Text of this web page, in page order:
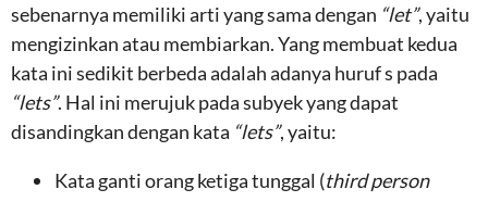
sebenarnya memiliki arti yang sama dengan “let”, yaitu
mengizinkan atau membiarkan. Yang membuat kedua
kata ini sedikit berbeda adalah adanya huruf s pada
“lets”. Hal ini merujuk pada subyek yang dapat
disandingkan dengan kata “lets”, yaitu:
Kata ganti orang ketiga tunggal (third person